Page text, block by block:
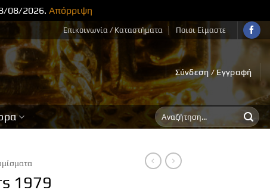
08/2026.Απόρριψη
Επικοινωνία / Καταστήματα Ποιοι Είμαστε
Σύνδεση / Εγγραφή
Αναζήτηση
για:
1979